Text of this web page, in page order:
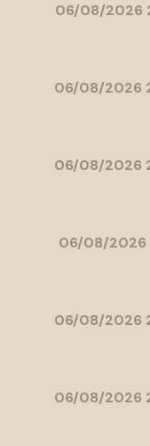
06/08/2026
06/08/2026
06/08/2026
06/08/2026
06/08/2026
06/08/2026